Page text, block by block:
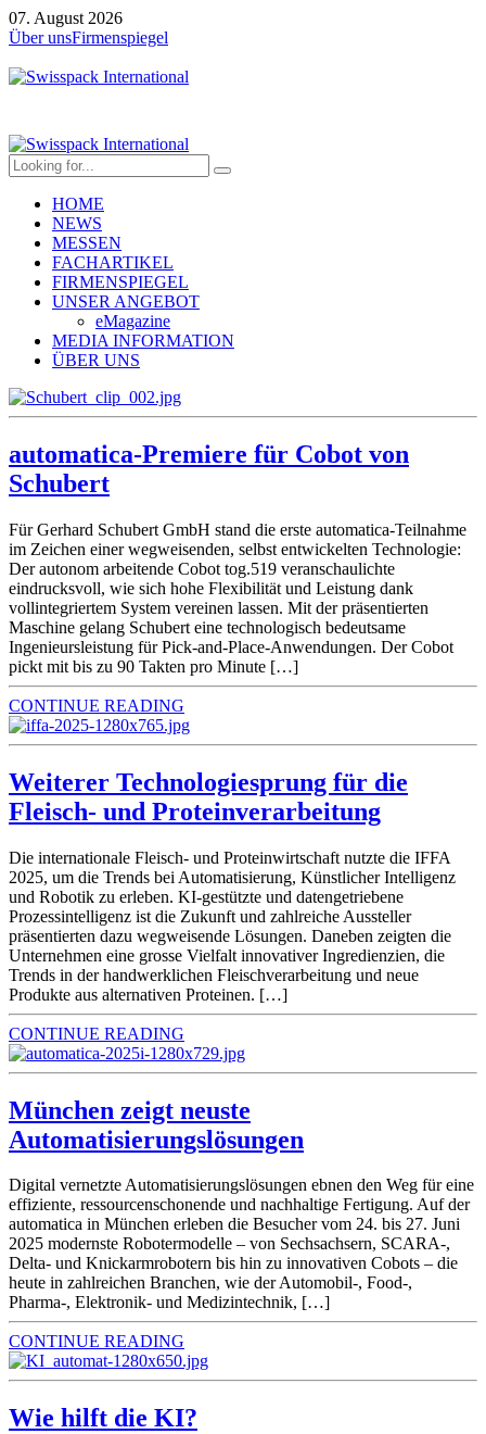
07. August 2026
Über unsFirmenspiegel
HOME
NEWS
MESSEN
FACHARTIKEL
FIRMENSPIEGEL
UNSER ANGEBOT
eMagazine
MEDIA INFORMATION
ÜBER UNS
automatica-Premiere für Cobot von
Schubert
Für Gerhard Schubert GmbH stand die erste automatica-Teilnahme
im Zeichen einer wegweisenden, selbst entwickelten Technologie:
Der autonom arbeitende Cobot tog.519 veranschaulichte
eindrucksvoll, wie sich hohe Flexibilität und Leistung dank
vollintegriertem System vereinen lassen. Mit der präsentierten
Maschine gelang Schubert eine technologisch bedeutsame
Ingenieursleistung für Pick-and-Place-Anwendungen. Der Cobot
pickt mit bis zu 90 Takten pro Minute […]
CONTINUE READING
Weiterer Technologiesprung für die
Fleisch- und Proteinverarbeitung
Die internationale Fleisch- und Proteinwirtschaft nutzte die IFFA
2025, um die Trends bei Automatisierung, Künstlicher Intelligenz
und Robotik zu erleben. KI-gestützte und datengetriebene
Prozessintelligenz ist die Zukunft und zahlreiche Aussteller
präsentierten dazu wegweisende Lösungen. Daneben zeigten die
Unternehmen eine grosse Vielfalt innovativer Ingredienzien, die
Trends in der handwerklichen Fleischverarbeitung und neue
Produkte aus alternativen Proteinen. […]
CONTINUE READING
München zeigt neuste
Automatisierungslösungen
Digital vernetzte Automatisierungslösungen ebnen den Weg für eine
effiziente, ressourcenschonende und nachhaltige Fertigung. Auf der
automatica in München erleben die Besucher vom 24. bis 27. Juni
2025 modernste Robotermodelle – von Sechsachsern, SCARA-,
Delta- und Knickarmrobotern bis hin zu innovativen Cobots ­– die
heute in zahlreichen Branchen, wie der Automobil-, Food-,
Pharma-, Elektronik- und Medizintechnik, […]
CONTINUE READING
Wie hilft die KI?